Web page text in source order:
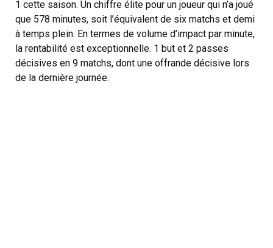
1 cette saison. Un chiffre élite pour un joueur qui n’a joué
que 578 minutes, soit l’équivalent de six matchs et demi
à temps plein. En termes de volume d’impact par minute,
la rentabilité est exceptionnelle. 1 but et 2 passes
décisives en 9 matchs, dont une offrande décisive lors
de la dernière journée.